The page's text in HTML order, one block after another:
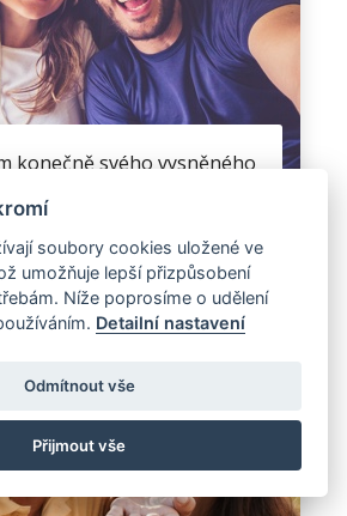
konečně svého vysněného
u přítele v Německu už 3
moc.
Plzeň
soubory cookies uložené ve
umožňuje lepší přizpůsobení
Níže poprosíme o udělení
Detailní nastavení
Odmítnout vše
Přijmout vše